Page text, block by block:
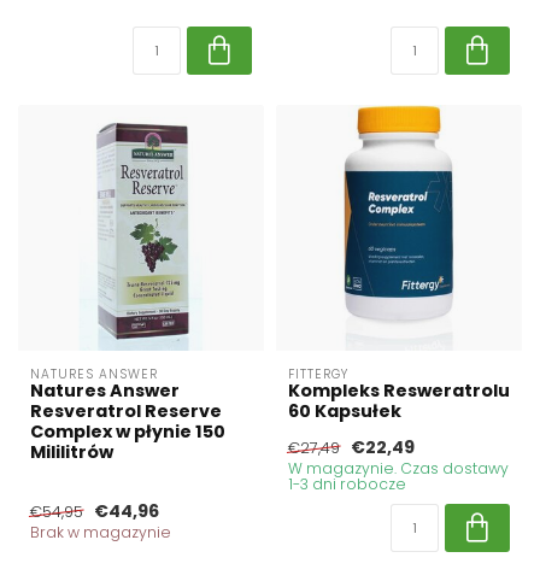
NATURES ANSWER
Natures Answer
Resveratrol Reserve
Complex w płynie 150
Mililitrów
€54,95 €44,96
Brak w magazynie
FITTERGY
Kompleks Resweratrolu
60 Kapsułek
€27,49 €22,49
W magazynie. Czas dostawy
1-3 dni robocze